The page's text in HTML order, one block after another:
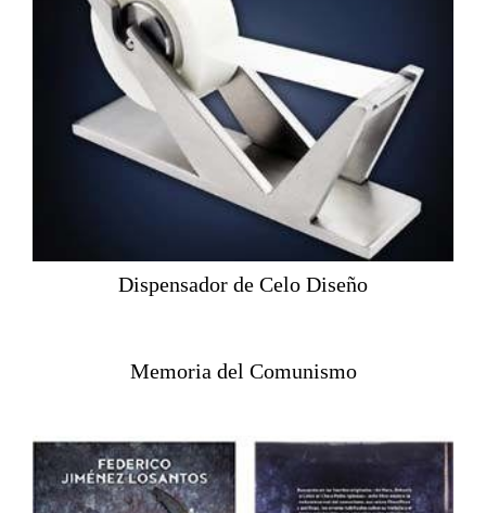
Dispensador de Celo Diseño
Memoria del Comunismo